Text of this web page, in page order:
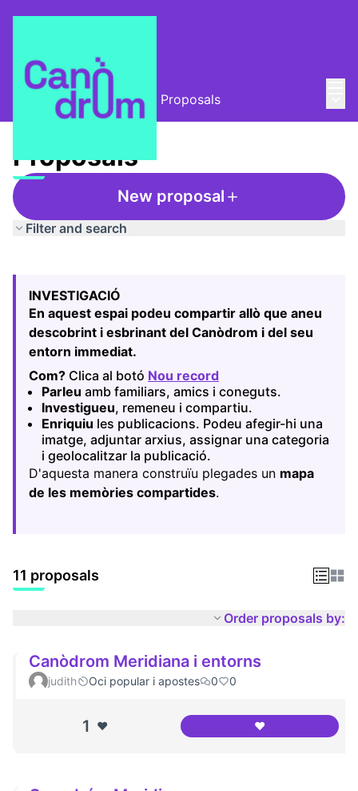
L'Alzina i el Canòdrom Proposals
Proposals
New proposal
Filter and search
−
INVESTIGACIÓ
En aquest espai podeu compartir allò que aneu
descobrint i esbrinant del Canòdrom i del seu
entorn immediat.
Com? Clica al botó Nou record
(Opens in new tab)
Parleu amb familiars, amics i coneguts.
Investigueu, remeneu i compartiu.
Enriquiu les publicacions. Podeu afegir-hi una
imatge, adjuntar arxius, assignar una categoria
i geolocalitzar la publicació.
D'aquesta manera construïu plegades un mapa
de les memòries compartides.
11 proposals
Order proposals by:
Canòdrom Meridiana i entorns
judith Oci popular i apostes 0 0
1 ❤️ ❤️Canòdrom